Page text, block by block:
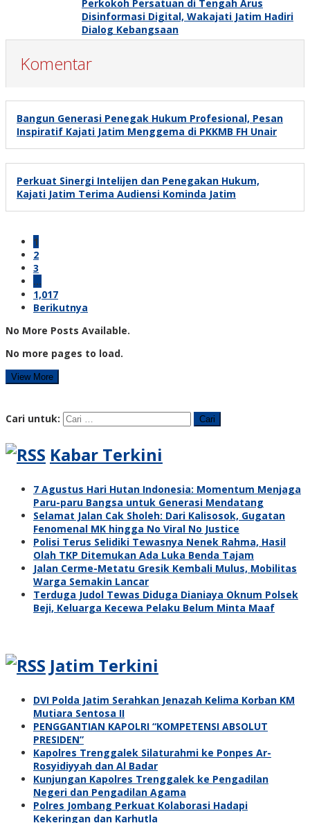
Perkokoh Persatuan di Tengah Arus
Disinformasi Digital, Wakajati Jatim Hadiri
Dialog Kebangsaan
Komentar
Bangun Generasi Penegak Hukum Profesional, Pesan
Inspiratif Kajati Jatim Menggema di PKKMB FH Unair
Perkuat Sinergi Intelijen dan Penegakan Hukum,
Kajati Jatim Terima Audiensi Kominda Jatim
1
2
3
…
1,017
Berikutnya
No More Posts Available.
No more pages to load.
View More
Cari untuk:
Kabar Terkini
7 Agustus Hari Hutan Indonesia: Momentum Menjaga
Paru-paru Bangsa untuk Generasi Mendatang
Selamat Jalan Cak Sholeh: Dari Kalisosok, Gugatan
Fenomenal MK hingga No Viral No Justice
Polisi Terus Selidiki Tewasnya Nenek Rahma, Hasil
Olah TKP Ditemukan Ada Luka Benda Tajam
Jalan Cerme-Metatu Gresik Kembali Mulus, Mobilitas
Warga Semakin Lancar
Terduga Judol Tewas Diduga Dianiaya Oknum Polsek
Beji, Keluarga Kecewa Pelaku Belum Minta Maaf
Jatim Terkini
DVI Polda Jatim Serahkan Jenazah Kelima Korban KM
Mutiara Sentosa II
PENGGANTIAN KAPOLRI “KOMPETENSI ABSOLUT
PRESIDEN”
Kapolres Trenggalek Silaturahmi ke Ponpes Ar-
Rosyidiyyah dan Al Badar
Kunjungan Kapolres Trenggalek ke Pengadilan
Negeri dan Pengadilan Agama
Polres Jombang Perkuat Kolaborasi Hadapi
Kekeringan dan Karhutla